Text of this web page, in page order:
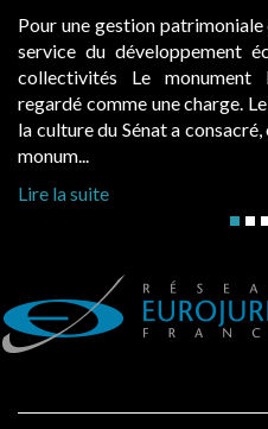
historiques au
et touristique des
a longtemps été
la commission de
à la gestion des
également
public,